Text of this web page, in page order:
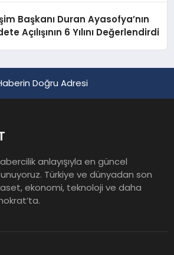
Başkanı Duran Ayasofya’nın
Açılışının 6 Yılını Değerlendirdi
Doğru Adresi
anlayışıyla en güncel
Türkiye ve dünyadan son
ekonomi, teknoloji ve daha